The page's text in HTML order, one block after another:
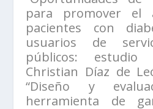
para promover el
pacientes con
usuarios de
públicos:
Christian Díaz de
“Diseño y
herramienta de